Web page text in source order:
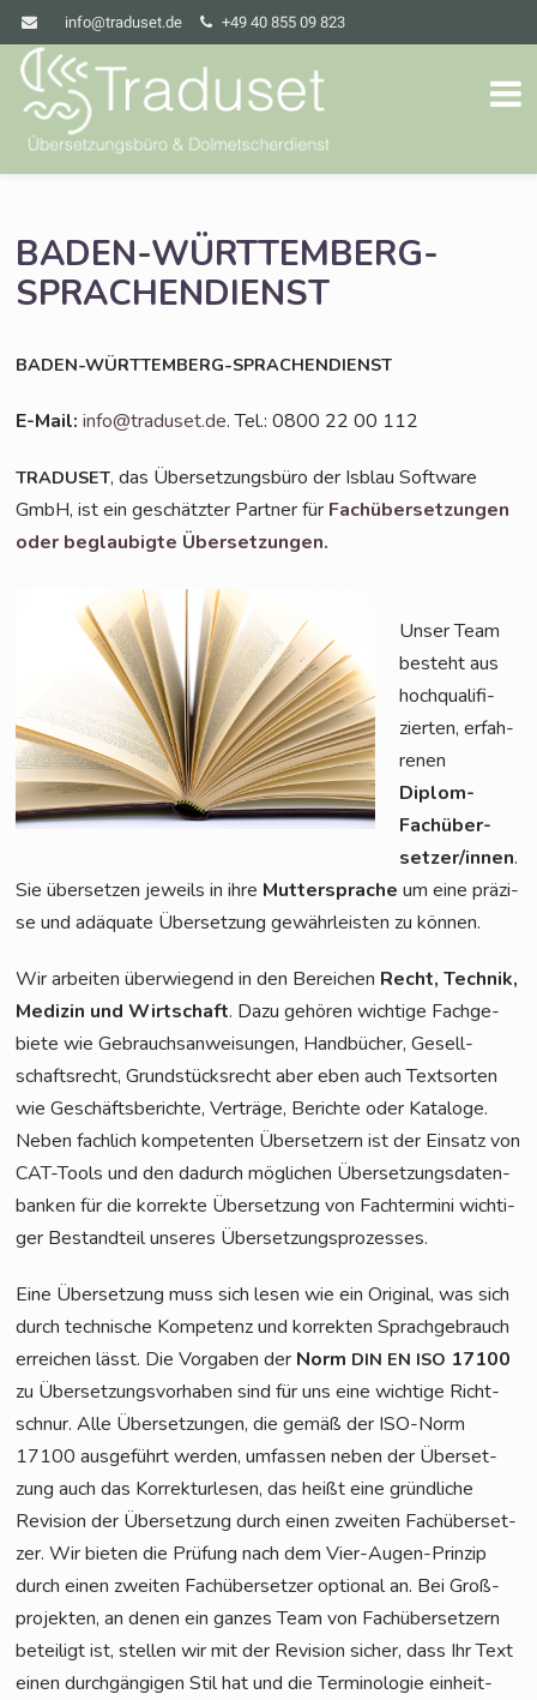
info@traduset.de +49 40 855 09 823
BADEN-WÜRTTEMBERG-
SPRACHENDIENST
BADEN-WÜRTTEMBERG-SPRACHENDIENST
E-Mail: info@traduset.de. Tel.: 0800 22 00 112
TRADUSET, das Über­set­zungs­bü­ro der Isblau Soft­ware
GmbH, ist ein geschätz­ter Part­ner für Fach­über­set­zun­gen
oder beglau­big­te Übersetzungen.
Unser Team
besteht aus
hoch­qua­li­fi­
zier­ten, erfah­
re­nen
Diplom-
Fach­über­
set­zer/in­nen.
Sie über­set­zen jeweils in ihre Mut­ter­spra­che um eine prä­zi­
se und adäqua­te Über­set­zung gewähr­leis­ten zu können.
Wir arbei­ten über­wie­gend in den Berei­chen Recht, Tech­nik,
Medi­zin und Wirt­schaft. Dazu gehö­ren wich­ti­ge Fach­ge­
bie­te wie Gebrauchs­an­wei­sun­gen, Hand­bü­cher, Gesell­
schafts­recht, Grund­stücks­recht aber eben auch Text­sor­ten
wie Geschäfts­be­rich­te, Ver­trä­ge, Berich­te oder Kata­lo­ge.
Neben fach­lich kom­pe­ten­ten Über­set­zern ist der Ein­satz von
CAT-Tools und den dadurch mög­li­chen Über­set­zungs­da­ten­
ban­ken für die kor­rek­te Über­set­zung von Fach­ter­mi­ni wich­ti­
ger Bestand­teil unse­res Übersetzungsprozesses.
Eine Über­set­zung muss sich lesen wie ein Ori­gi­nal, was sich
durch tech­ni­sche Kom­pe­tenz und kor­rek­ten Sprach­ge­brauch
errei­chen lässt. Die Vor­ga­ben der Norm DIN EN ISO 17100
zu Über­set­zungs­vor­ha­ben sind für uns eine wich­ti­ge Richt­
schnur. Alle Über­set­zun­gen, die gemäß der ISO-Norm
17100 aus­ge­führt wer­den, umfas­sen neben der Über­set­
zung auch das Kor­rek­tur­le­sen, das heißt eine gründ­li­che
Revi­si­on der Über­set­zung durch einen zwei­ten Fach­über­set­
zer. Wir bie­ten die Prü­fung nach dem Vier-Augen-Prin­zip
durch einen zwei­ten Fach­über­set­zer optio­nal an. Bei Groß­
pro­jek­ten, an denen ein gan­zes Team von Fach­über­set­zern
betei­ligt ist, stel­len wir mit der Revi­si­on sicher, dass Ihr Text
einen durch­gän­gi­gen Stil hat und die Ter­mi­no­lo­gie ein­heit­